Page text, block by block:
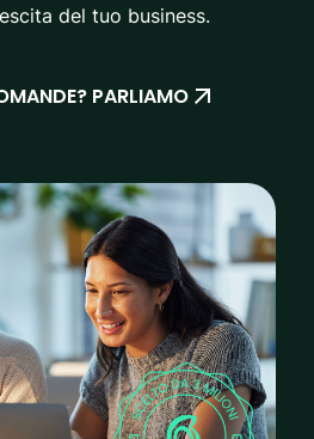
del tuo business.
PARLIAMO